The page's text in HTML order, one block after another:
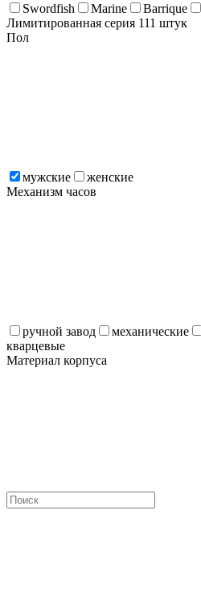
Swordfish
Marine Barrique
Лимитированная серия 111 штук
Пол
мужские
женские
Механизм часов
ручной завод механические
кварцевые
Материал корпуса